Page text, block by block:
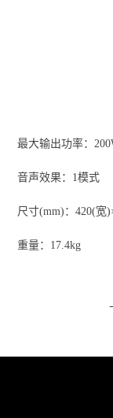
最大输出功率：
音声效果：1模式
尺寸(mm)：420(宽
重量：17.4kg